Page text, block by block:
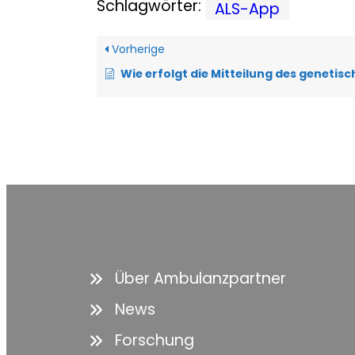
Schlagwörter: ALS-App
Vorherige
Wie erfolgt die Mitteilung des
Über Ambulanzpartner
News
Forschung